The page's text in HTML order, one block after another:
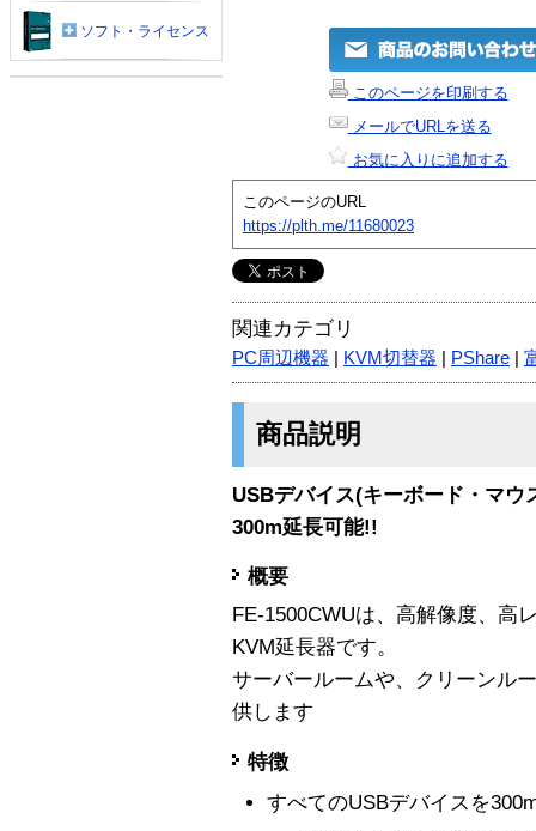
このページを印刷する
メールでURLを送る
お気に入りに追加する
このページのURL
https://plth.me/11680023
関連カテゴリ
PC周辺機器 KVM切替器 PShare
商品説明
USBデバイス(キーボード・マ
300m延長可能!!
概要
FE-1500CWUは、高解像度、高
KVM延長器です。
サーバールームや、クリーンル
供します
特徴
すべてのUSBデバイスを
ソフト・ライセンス